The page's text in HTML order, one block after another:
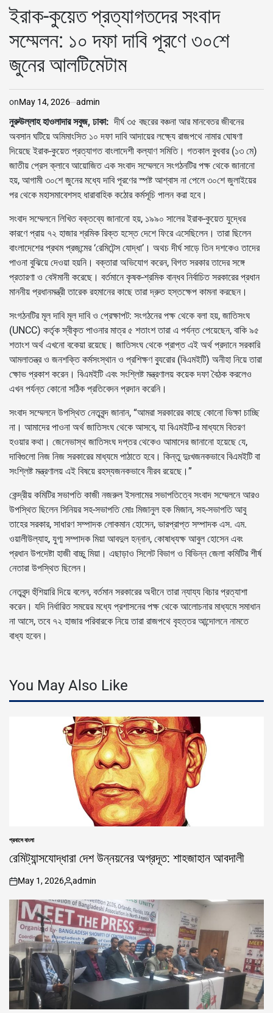
INইরাক-কুয়েত প্রত্যাগতদের সংবাদ
সম্মেলন: ১০ দফা দাবি পূরণে ৩০শে
জুনের আলটিমেটাম
onMay 14, 2026 admin
নুরুউল্লাহ হাওলাদার সবুজ, ঢাকা:দীর্ঘ ৩৫ বছরের বঞ্চনা আর মানবেতর জীবনের
অবসান ঘটিয়ে অমিমাংসিত ১০ দফা দাবি আদায়ের লক্ষ্যে রাজপথে নামার ঘোষণা
দিয়েছে ইরাক-কুয়েত প্রত্যাগত বাংলাদেশী কল্যাণ সমিতি। গতকাল বুধবার (১৩ মে)
জাতীয় প্রেস ক্লাবে আয়োজিত এক সংবাদ সম্মেলনে সংগঠনটির পক্ষ থেকে জানানো
হয়, আগামী ৩০শে জুনের মধ্যে দাবি পূরণের স্পষ্ট আশ্বাস না পেলে ৩০শে জুলাইয়ের
পর থেকে মহাসমাবেশসহ ধারাবাহিক কঠোর কর্মসূচি পালন করা হবে।
সংবাদ সম্মেলনে লিখিত বক্তব্যে জানানো হয়, ১৯৯০ সালের ইরাক-কুয়েত যুদ্ধের
কারণে প্রায় ৭২ হাজার শ্রমিক রিক্ত হস্তে দেশে ফিরে এসেছিলেন। তারা ছিলেন
বাংলাদেশের প্রথম প্রজন্মের ‘রেমিটেন্স যোদ্ধা’। অথচ দীর্ঘ সাড়ে তিন দশকেও তাদের
পাওনা বুঝিয়ে দেওয়া হয়নি। বক্তারা অভিযোগ করেন, বিগত সরকার তাদের সঙ্গে
প্রতারণা ও বেঈমানী করেছে। বর্তমানে কৃষক-শ্রমিক বান্ধব নির্বাচিত সরকারের প্রধান
মাননীয় প্রধানমন্ত্রী তারেক রহমানের কাছে তারা দ্রুত হস্তক্ষেপ কামনা করছেন।
সংগঠনটির মূল দাবি মূল দাবি ও প্রেক্ষাপট: সংগঠনের পক্ষ থেকে বলা হয়, জাতিসংঘ
(UNCC) কর্তৃক স্বীকৃত পাওনার মাত্র ৫ শতাংশ তারা এ পর্যন্ত পেয়েছেন, বাকি ৯৫
শতাংশ অর্থ এখনো বকেয়া রয়েছে। জাতিসংঘ থেকে প্রাপ্ত এই অর্থ প্রদানে সরকারি
আমলাতন্ত্র ও জনশক্তি কর্মসংস্থান ও প্রশিক্ষণ ব্যুরোর (বিএমইটি) অনীহা নিয়ে তারা
ক্ষোভ প্রকাশ করেন। বিএমইটি এবং সংশ্লিষ্ট মন্ত্রণালয় কয়েক দফা বৈঠক করলেও
এখন পর্যন্ত কোনো সঠিক প্রতিবেদন প্রদান করেনি।
সংবাদ সম্মেলনে উপস্থিত নেতৃবৃন্দ জানান, “আমরা সরকারের কাছে কোনো ভিক্ষা চাচ্ছি
না। আমাদের পাওনা অর্থ জাতিসংঘ থেকে আসবে, যা বিএমইটি-র মাধ্যমে বিতরণ
হওয়ার কথা। জেনেভাস্থ জাতিসংঘ দপ্তর থেকেও আমাদের জানানো হয়েছে যে,
দাবিগুলো নিজ নিজ সরকারের মাধ্যমে পাঠাতে হবে। কিন্তু দুঃখজনকভাবে বিএমইটি বা
সংশ্লিষ্ট মন্ত্রণালয় এই বিষয়ে রহস্যজনকভাবে নীরব রয়েছে।”
কেন্দ্রীয় কমিটির সভাপতি কাজী নজরুল ইসলামের সভাপতিত্বে সংবাদ সম্মেলনে আরও
উপস্থিত ছিলেন সিনিয়র সহ-সভাপতি মোঃ মিজানুল হক মিজান, সহ-সভাপতি আবু
তাহের সরকার, সাধারণ সম্পাদক লোকমান হোসেন, ভারপ্রাপ্ত সম্পাদক এস. এম.
ওয়ালীউল্যাহ, যুগ্ম সম্পাদক মিয়া আবদুল হন্নান, কোষাধ্যক্ষ আবুল হোসেন এবং
প্রধান উপদেষ্টা হাজী বাচ্চু মিয়া। এছাড়াও সিলেট বিভাগ ও বিভিন্ন জেলা কমিটির শীর্ষ
নেতারা উপস্থিত ছিলেন।
নেতৃবৃন্দ হুঁশিয়ারি দিয়ে বলেন, বর্তমান সরকারের অধীনে তারা ন্যায্য বিচার প্রত্যাশা
করেন। যদি নির্ধারিত সময়ের মধ্যে প্রশাসনের পক্ষ থেকে আলোচনার মাধ্যমে সমাধান
না আসে, তবে ৭২ হাজার পরিবারকে নিয়ে তারা রাজপথে বৃহত্তর আন্দোলনে নামতে
বাধ্য হবেন।
You May Also Like
POSTED
প্রবাসে বাংলা
রেমিট্যান্সযোদ্ধারা দেশ উন্নয়নের অগ্রদূত: শাহজাহান আবদালী
on
May 1, 2026
Posted
by
admin